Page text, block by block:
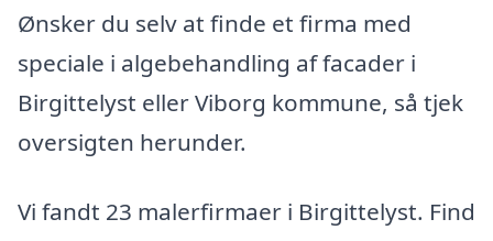
Ønsker du selv at finde et firma med
speciale i algebehandling af facader i
Birgittelyst eller Viborg kommune, så tjek
oversigten herunder.
Vi fandt 23 malerfirmaer i Birgittelyst. Find